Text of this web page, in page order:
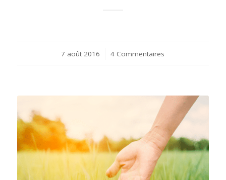
7 août 2016
/ 4 Commentaires